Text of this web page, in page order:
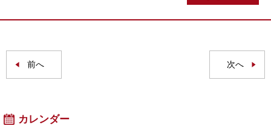
前へ 次へ
カレンダー